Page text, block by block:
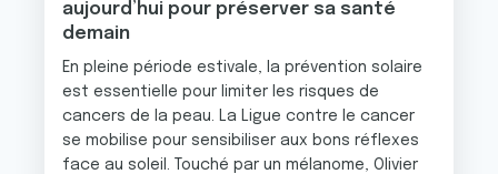
aujourd’hui pour préserver sa santé
demain
En pleine période estivale, la prévention solaire
est essentielle pour limiter les risques de
cancers de la peau. La Ligue contre le cancer
se mobilise pour sensibiliser aux bons réflexes
face au soleil. Touché par un mélanome, Olivier